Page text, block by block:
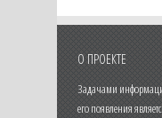
О ПРОЕКТЕ
Задачами
его появления